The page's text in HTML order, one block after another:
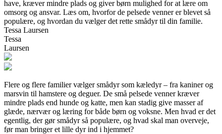
have, kræver mindre plads og giver børn mulighed for at lære om
omsorg og ansvar. Læs om, hvorfor de pelsede venner er blevet så
populære, og hvordan du vælger det rette smådyr til din familie.
Tessa Laursen
Tessa
Laursen
Flere og flere familier vælger smådyr som kæledyr – fra kaniner og
marsvin til hamstere og deguer. De små pelsede venner kræver
mindre plads end hunde og katte, men kan stadig give masser af
glæde, nærvær og læring for både børn og voksne. Men hvad er det
egentlig, der gør smådyr så populære, og hvad skal man overveje,
før man bringer et lille dyr ind i hjemmet?